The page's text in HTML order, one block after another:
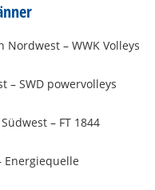
Nordwest – WWK Volleys
– SWD powervolleys
– FT 1844
Energiequelle